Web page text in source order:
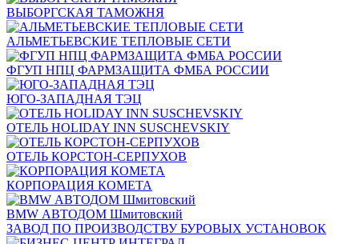
ВЫБОРГСКАЯ ТАМОЖНЯ
АЛЬМЕТЬЕВСКИЕ ТЕПЛОВЫЕ СЕТИ
ФГУП НПЦ ФАРМЗАЩИТА ФМБА РОССИИ
ЮГО-ЗАПАДНАЯ ТЭЦ
ОТЕЛЬ HOLIDAY INN SUSCHEVSKIY
ОТЕЛЬ КОРСТОН-СЕРПУХОВ
КОРПОРАЦИЯ КОМЕТА
BMW АВТОДОМ Шмитовский
ЗАВОД ПО ПРОИЗВОДСТВУ БУРОВЫХ УСТАНОВОК